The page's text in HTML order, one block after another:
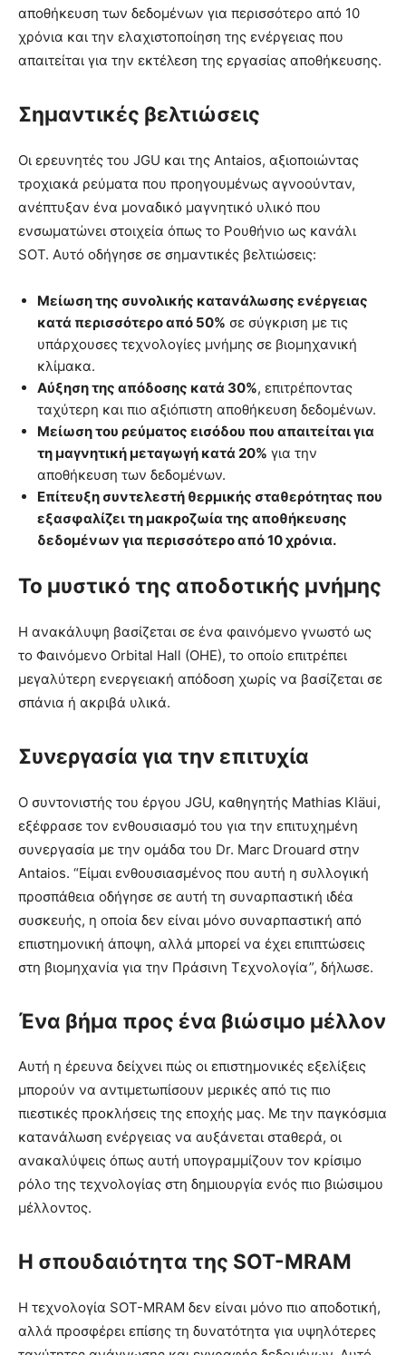
αποθήκευση των δεδομένων για περισσότερο από 10
χρόνια και την ελαχιστοποίηση της ενέργειας που
απαιτείται για την εκτέλεση της εργασίας αποθήκευσης.
Σημαντικές βελτιώσεις
Οι ερευνητές του JGU και της Antaios, αξιοποιώντας
τροχιακά ρεύματα που προηγουμένως αγνοούνταν,
ανέπτυξαν ένα μοναδικό μαγνητικό υλικό που
ενσωματώνει στοιχεία όπως το Ρουθήνιο ως κανάλι
SOT. Αυτό οδήγησε σε σημαντικές βελτιώσεις:
Μείωση της συνολικής κατανάλωσης ενέργειας
κατά περισσότερο από 50% σε σύγκριση με τις
υπάρχουσες τεχνολογίες μνήμης σε βιομηχανική
κλίμακα.
Αύξηση της απόδοσης κατά 30%, επιτρέποντας
ταχύτερη και πιο αξιόπιστη αποθήκευση δεδομένων.
Μείωση του ρεύματος εισόδου που απαιτείται για
τη μαγνητική μεταγωγή κατά 20% για την
αποθήκευση των δεδομένων.
Επίτευξη συντελεστή θερμικής σταθερότητας που
εξασφαλίζει τη μακροζωία της αποθήκευσης
δεδομένων για περισσότερο από 10 χρόνια.
Το μυστικό της αποδοτικής μνήμης
Η ανακάλυψη βασίζεται σε ένα φαινόμενο γνωστό ως
το Φαινόμενο Orbital Hall (OHE), το οποίο επιτρέπει
μεγαλύτερη ενεργειακή απόδοση χωρίς να βασίζεται σε
σπάνια ή ακριβά υλικά.
Συνεργασία για την επιτυχία
Ο συντονιστής του έργου JGU, καθηγητής Mathias Kläui,
εξέφρασε τον ενθουσιασμό του για την επιτυχημένη
συνεργασία με την ομάδα του Dr. Marc Drouard στην
Antaios. “Είμαι ενθουσιασμένος που αυτή η συλλογική
προσπάθεια οδήγησε σε αυτή τη συναρπαστική ιδέα
συσκευής, η οποία δεν είναι μόνο συναρπαστική από
επιστημονική άποψη, αλλά μπορεί να έχει επιπτώσεις
στη βιομηχανία για την Πράσινη Τεχνολογία”, δήλωσε.
Ένα βήμα προς ένα βιώσιμο μέλλον
Αυτή η έρευνα δείχνει πώς οι επιστημονικές εξελίξεις
μπορούν να αντιμετωπίσουν μερικές από τις πιο
πιεστικές προκλήσεις της εποχής μας. Με την παγκόσμια
κατανάλωση ενέργειας να αυξάνεται σταθερά, οι
ανακαλύψεις όπως αυτή υπογραμμίζουν τον κρίσιμο
ρόλο της τεχνολογίας στη δημιουργία ενός πιο βιώσιμου
μέλλοντος.
Η σπουδαιότητα της SOT-MRAM
Η τεχνολογία SOT-MRAM δεν είναι μόνο πιο αποδοτική,
αλλά προσφέρει επίσης τη δυνατότητα για υψηλότερες